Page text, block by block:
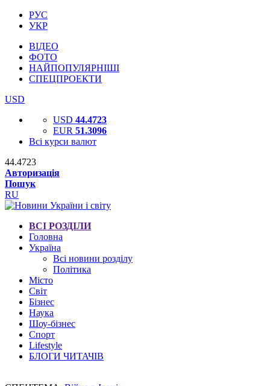
РУС
УКР
ВІДЕО
ФОТО
НАЙПОПУЛЯРНІШІ
СПЕЦПРОЕКТИ
USD
USD 44.4723
EUR 51.3096
Всі курси валют
44.4723
Авторизація
Пошук
RU
ВСІ РОЗДІЛИ
Головна
Україна
Всі новини розділу
Політика
Місто
Світ
Бізнес
Наука
Шоу-бізнес
Спорт
Lifestyle
БЛОГИ ЧИТАЧІВ